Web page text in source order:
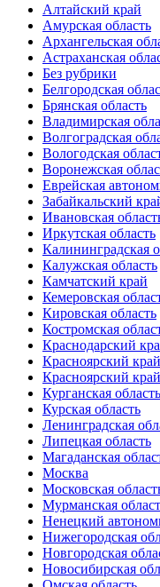
Алтайский край
Амурская область
Архангельская
Астраханская
Без рубрики
Белгородская
Брянская область
Владимирская
Волгоградская
Вологодская
Воронежская
Еврейская
Забайкальский
Ивановская
Иркутская область
Калининградская
Калужская область
Камчатский край
Кемеровская
Кировская область
Костромская
Краснодарский
Красноярский край
Красноярский край
Курганская область
Курская область
Ленинградская
Липецкая область
Магаданская
Москва
Московская
Мурманская
Ненецкий
Нижегородская
Новгородская
Новосибирская